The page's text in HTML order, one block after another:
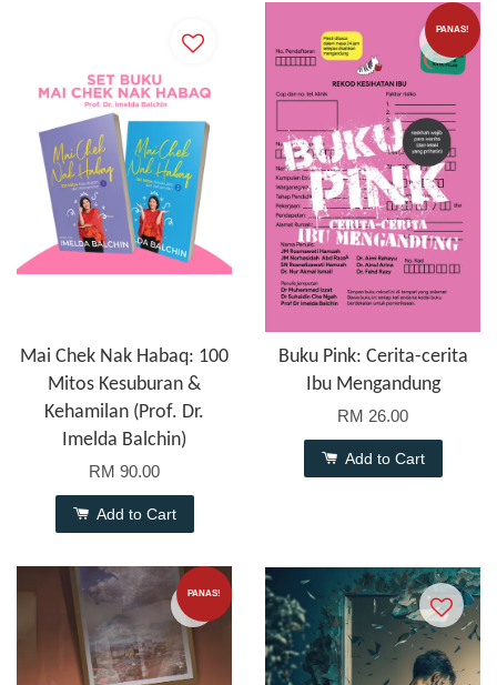
Mai Chek Nak Habaq: 100
Mitos Kesuburan &
Kehamilan (Prof. Dr.
Imelda Balchin)
RM 90.00
Add to Cart
PANAS!
Buku Pink: Cerita-cerita
Ibu Mengandung
RM 26.00
Add to Cart
PANAS!